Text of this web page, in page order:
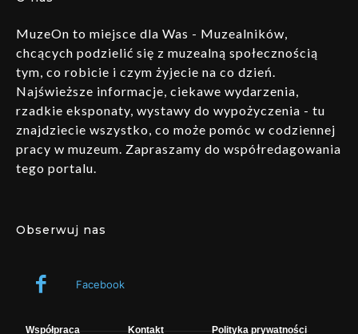
MuzeOn to miejsce dla Was - Muzealników,
chcących podzielić się z muzealną społecznością
tym, co robicie i czym żyjecie na co dzień.
Najświeższe informacje, ciekawe wydarzenia,
rzadkie eksponaty, wystawy do wypożyczenia - tu
znajdziecie wszystko, co może pomóc w codziennej
pracy w muzeum. Zapraszamy do współredagowania
tego portalu.
Obserwuj nas
Facebook
Współpraca Kontakt Polityka prywatności